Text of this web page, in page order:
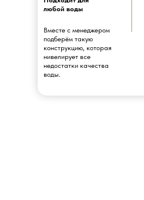
любой воды
Вместе с менеджером
подберём такую
конструкцию, которая
нивелирует все
недостатки качества
воды.